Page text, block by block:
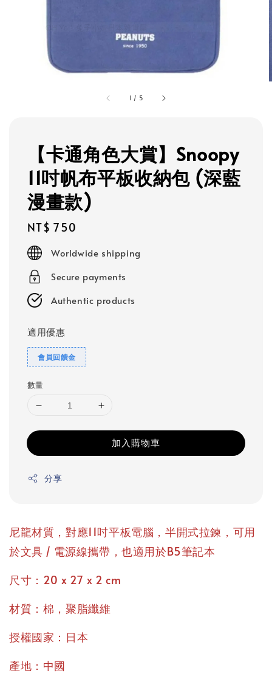
1 / 5
【卡通角色大賞】Snoopy
11吋帆布平板收納包 (深藍
漫畫款)
Regular
price
NT$ 750
Worldwide shipping
Secure payments
Authentic products
適用優惠
會員回饋金
數量
加入購物車
分享
尼龍材質，對應11吋平板電腦，半開式拉鍊，可用
於文具 / 電源線攜帶，也適用於B5筆記本
尺寸：20 x 27 x 2 cm
材質：棉，聚脂纖維
授權國家：日本
產地：中國